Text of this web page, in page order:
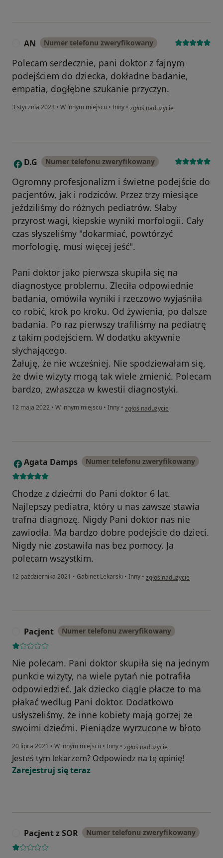
AN Numer telefonu zweryfikowany
Polecam serdecznie, pani doktor z fajnym
podejściem do dziecka, dokładne badanie,
empatia, dogłębne szukanie przyczyn.
3 stycznia 2023 • W innym miejscu • Inny • w opinii użytkownika AN
zgłoś nadużycie
D D.G Numer telefonu zweryfikowany
Ogromny profesjonalizm i świetne podejście do
pacjentów, jak i rodziców. Przez trzy miesiące
jeździliśmy do różnych pediatrów. Słaby
przyrost wagi, kiepskie wyniki morfologii. Cały
czas słyszeliśmy "dokarmiać, powtórzyć
morfologię, musi więcej jeść".
Pani doktor jako pierwsza skupiła się na
diagnostyce problemu. Zleciła odpowiednie
badania, omówiła wyniki i rzeczowo wyjaśniła
co robić, krok po kroku. Od żywienia, po dalsze
badania. Po raz pierwszy trafiliśmy na pediatrę
z takim podejściem. W dodatku aktywnie
słychającego.
Żałuję, że nie wcześniej. Nie spodziewałam się,
że dwie wizyty mogą tak wiele zmienić. Polecam
bardzo, zwłaszcza w kwestii diagnostyki.
12 maja 2022 • W innym miejscu • Inny • w opinii użytkownika D.G
zgłoś nadużycie
A Agata Damps Numer telefonu zweryfikowany
Chodze z dziećmi do Pani doktor 6 lat.
Najlepszy pediatra, który u nas zawsze stawia
trafna diagnozę. Nigdy Pani doktor nas nie
zawiodła. Ma bardzo dobre podejście do dzieci.
Nigdy nie zostawiła nas bez pomocy. Ja
polecam wszystkim.
12 października 2021 • Gabinet Lekarski • Inny • w opinii użytkownika Agata
zgłoś nadużycie
Pacjent Numer telefonu zweryfikowany
Nie polecam. Pani doktor skupiła się na jednym
punkcie wizyty, na wiele pytań nie potrafiła
odpowiedzieć. Jak dziecko ciągle płacze to ma
płakać wedlug Pani doktor. Dodatkowo
usłyszeliśmy, że inne kobiety mają gorzej ze
swoimi dziećmi. Pieniądze wyrzucone w błoto
20 lipca 2021 • W innym miejscu • Inny • w opinii użytkownika Pacjent
zgłoś nadużycie
Jesteś tym lekarzem? Odpowiedz na tę opinię!
Zarejestruj się teraz
Pacjent z SOR Numer telefonu zweryfikowany